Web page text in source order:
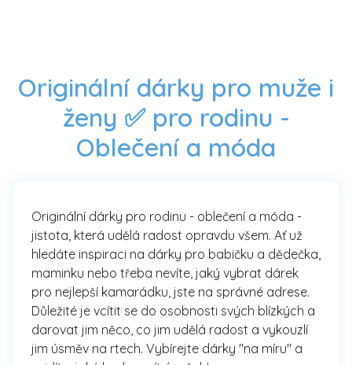
Originální dárky pro muže i
ženy ✅ pro rodinu -
Oblečení a móda
Originální dárky pro rodinu - oblečení a móda -
jistota, která udělá radost opravdu všem. Ať už
hledáte inspiraci na dárky pro babičku a dědečka,
maminku nebo třeba nevíte, jaký vybrat dárek
pro nejlepší kamarádku, jste na správné adrese.
Důležité je vcítit se do osobnosti svých blízkých a
darovat jim něco, co jim udělá radost a vykouzlí
jim úsměv na rtech. Vybírejte dárky "na míru" a